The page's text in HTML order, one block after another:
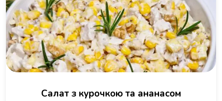
Салат з курочкою та ананасом